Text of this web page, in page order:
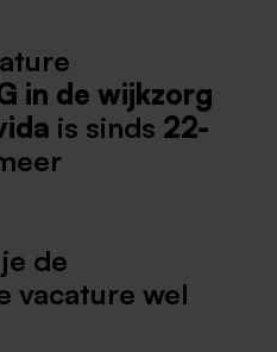
in de wijkzorg
is sinds 22-
de
vacature wel